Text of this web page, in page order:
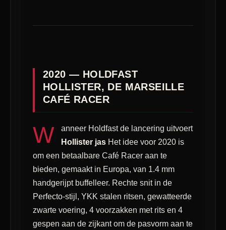
2020 — HOLDFAST
HOLLISTER, DE MARSEILLE
CAFÉ RACER
W
anneer Holdfast de lancering uitvoert
Hollister jas Het idee voor 2020 is
om een ​​betaalbare Café Racer aan te
bieden, gemaakt in Europa, van 1.4 mm
handgerijpt buffelleer. Rechte snit in de
Perfecto-stijl, YKK stalen ritsen, gewatteerde
zwarte voering, 4 voorzakken met rits en 4
gespen aan de zijkant om de pasvorm aan te